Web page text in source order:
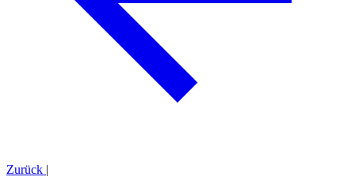
Zurück |